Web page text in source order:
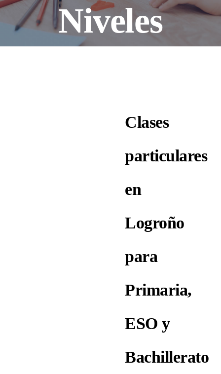
Inglés para niños de 1 a 7 años en Logroño y Villamediana
Preparación de Matemáticas EBAU en Logroño
Niveles
Clases
particulares
en
Logroño
para
Primaria,
ESO y
Bachillerato